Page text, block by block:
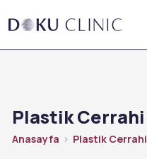
Plastik Cerrahi
Anasayfa Plastik Cerrahi